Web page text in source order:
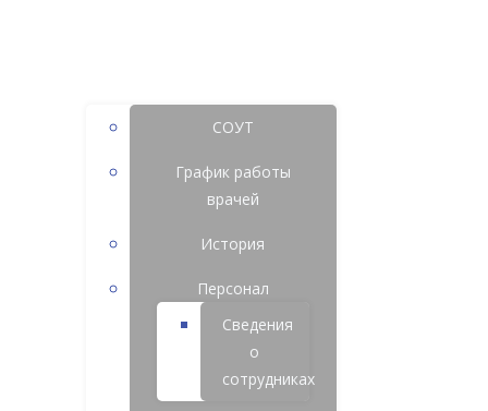
СОУТ
График работы
врачей
История
Персонал
Сведения
о
сотрудниках